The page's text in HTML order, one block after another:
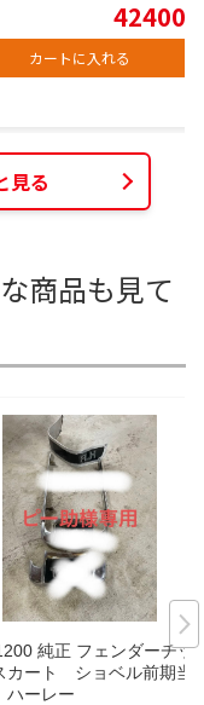
42400
カートに入れる
見る
商品も見て
純正 フェンダーチッ
ート ショベル前期当
ーレー